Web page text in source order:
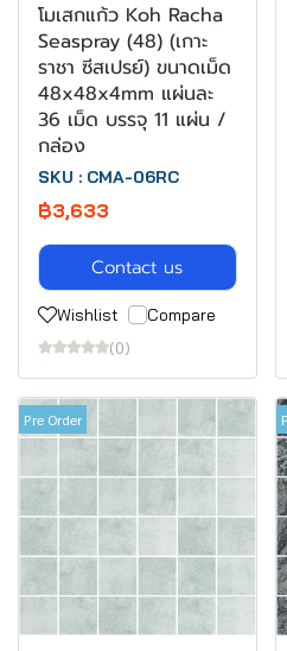
โมเสกแก้ว Koh Racha
Seaspray (48) (เกาะ
ราชา ซีสเปรย์) ขนาดเม็ด
48x48x4mm แผ่นละ
36 เม็ด บรรจุ 11 แผ่น /
กล่อง
SKU : CMA-06RC
฿3,633
Contact us
Wishlist
Compare
(0)
Pre Order